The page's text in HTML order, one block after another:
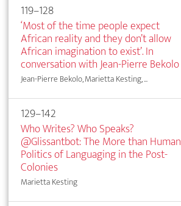
119–128
‘Most of the time people expect
African reality and they don’t allow
African imagination to exist’. In
conversation with Jean-Pierre Bekolo
Jean-Pierre Bekolo, Marietta Kesting, ...
129–142
Who Writes? Who Speaks?
@Glissantbot: The More than Human
Politics of Languaging in the Post-
Colonies
Marietta Kesting